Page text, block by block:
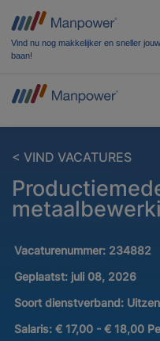
Vind nu nog makkelijker en sneller
baan!
< VIND VACATURES
Vacaturenummer: 234882
Geplaatst: juli 08, 2026
Soort dienstverband:
Salaris: € 17,00 - € 18,00